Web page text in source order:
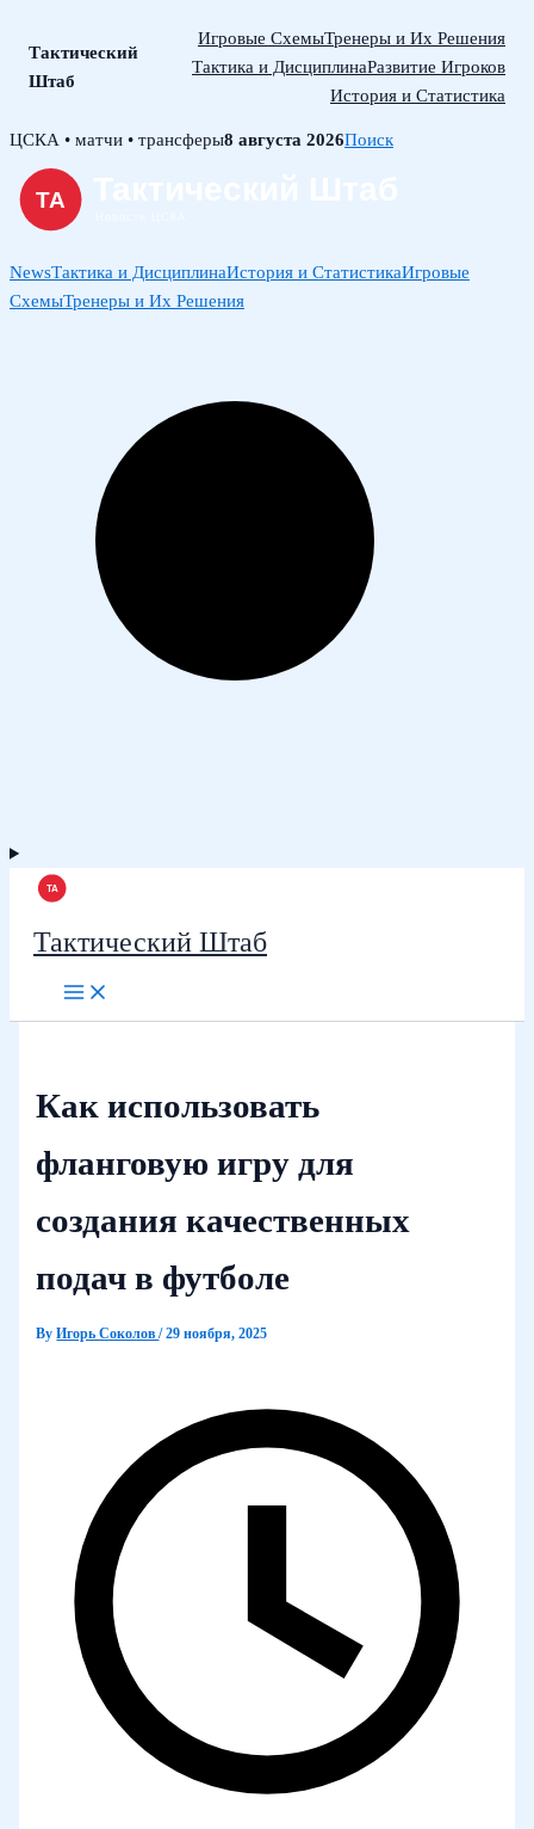
Тактический
Штаб
Игровые СхемыТренеры и Их Решения
Тактика и ДисциплинаРазвитие Игроков
История и Статистика
Skip
content
ЦСКА • матчи • трансферы8 августа 2026Поиск
NewsТактика и ДисциплинаИстория и СтатистикаИгровые
СхемыТренеры и Их Решения
Тактический Штаб
Как использовать
фланговую игру для
создания качественных
подач в футболе
ByИгорь Соколов/29 ноября, 2025